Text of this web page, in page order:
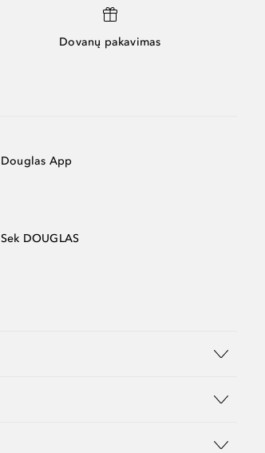
Dovanų pakavimas
Douglas App
Sek DOUGLAS